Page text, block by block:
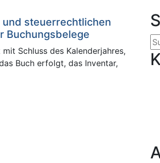
steuerrechtlichen
Buchungsbelege
Schluss des Kalenderjahres,
Buch erfolgt, das Inventar,